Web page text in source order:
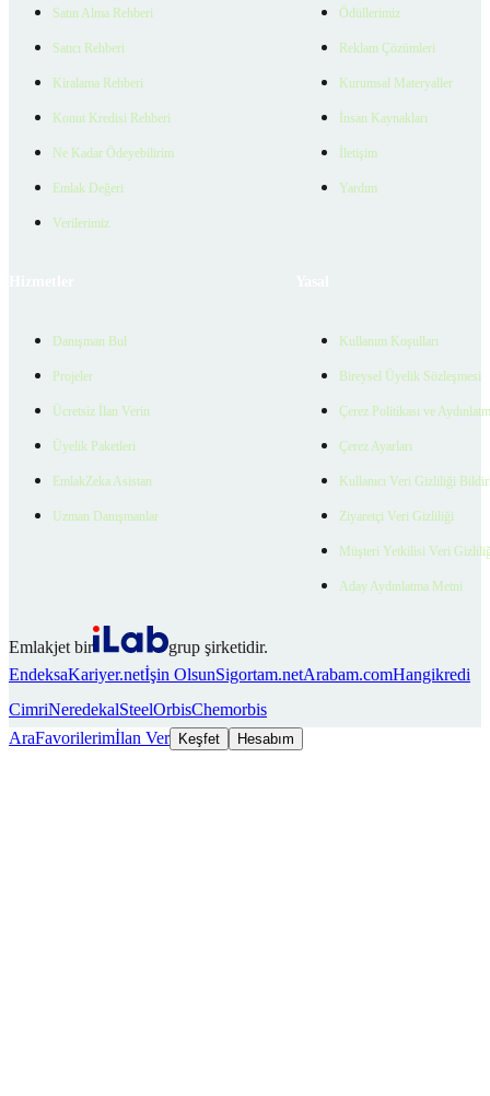
Satın Alma Rehberi
Satıcı Rehberi
Kiralama Rehberi
Konut Kredisi Rehberi
Ne Kadar Ödeyebilirim
Emlak Değeri
Verilerimiz
Ödüllerimiz
Reklam Çözümleri
Kurumsal Materyaller
İnsan Kaynakları
İletişim
Yardım
Danışman Bul
Projeler
Ücretsiz İlan Verin
Üyelik Paketleri
EmlakZeka Asistan
Uzman Danışmanlar
Kullanım Koşulları
Bireysel Üyelik Sözleşmesi
Çerez Politikası ve
Çerez Ayarları
Kullanıcı Veri Gizliliği
Ziyaretçi Veri Gizliliği
Müşteri Yetkilisi Veri
Aday Aydınlatma Metni
Emlakjet bir
grup şirketidir.
EndeksaKariyer.netİşin OlsunSigortam.netArabam.comHangikredi
CimriNeredekalSteelOrbisChemorbis
AraFavorilerimİlan Ver Keşfet Hesabım